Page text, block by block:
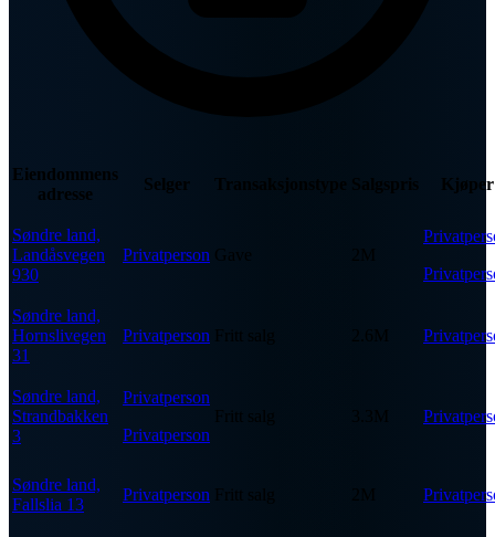
Eiendommens
adresse
Selger Transaksjonstype Salgspris Kjøper
Søndre land,
Landåsvegen
930
Privatperson Gave
Søndre land,
Hornslivegen
31
Privatperson Fritt salg
Søndre land,
Strandbakken
3
Privatperson
Privatperson
Fritt salg
Søndre land,
Fallslia 13
Privatperson Fritt salg